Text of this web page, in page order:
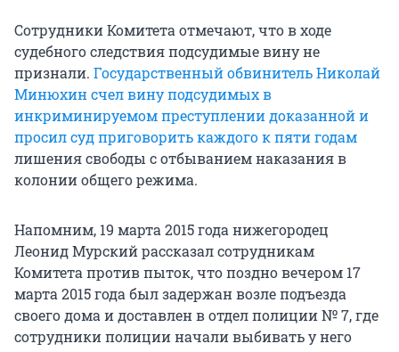
Сотрудники Комитета отмечают, что в ходе
судебного следствия подсудимые вину не
признали. Государственный обвинитель Николай
Минюхин счел вину подсудимых в
инкриминируемом преступлении доказанной и
просил суд приговорить каждого к пяти годам
лишения свободы с отбыванием наказания в
колонии общего режима.
Напомним, 19 марта 2015 года нижегородец
Леонид Мурский рассказал сотрудникам
Комитета против пыток, что поздно вечером 17
марта 2015 года был задержан возле подъезда
своего дома и доставлен в отдел полиции № 7, где
сотрудники полиции начали выбивать у него